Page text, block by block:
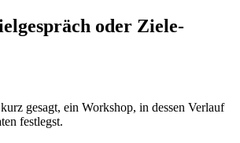
oder Ziele-
gesagt, ein Workshop, in dessen Verlauf
festlegst.